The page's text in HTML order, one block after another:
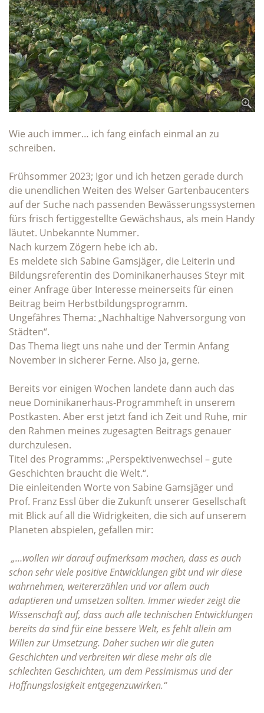
Wie auch immer… ich fang einfach einmal an zu
schreiben.
Frühsommer 2023; Igor und ich hetzen gerade durch
die unendlichen Weiten des Welser Gartenbaucenters
auf der Suche nach passenden Bewässerungssystemen
fürs frisch fertiggestellte Gewächshaus, als mein Handy
läutet. Unbekannte Nummer.
Nach kurzem Zögern hebe ich ab.
Es meldete sich Sabine Gamsjäger, die Leiterin und
Bildungsreferentin des Dominikanerhauses Steyr mit
einer Anfrage über Interesse meinerseits für einen
Beitrag beim Herbstbildungsprogramm.
Ungefähres Thema: „Nachhaltige Nahversorgung von
Städten“.
Das Thema liegt uns nahe und der Termin Anfang
November in sicherer Ferne. Also ja, gerne.
Bereits vor einigen Wochen landete dann auch das
neue Dominikanerhaus-Programmheft in unserem
Postkasten. Aber erst jetzt fand ich Zeit und Ruhe, mir
den Rahmen meines zugesagten Beitrags genauer
durchzulesen.
Titel des Programms: „Perspektivenwechsel – gute
Geschichten braucht die Welt.“.
Die einleitenden Worte von Sabine Gamsjäger und
Prof. Franz Essl über die Zukunft unserer Gesellschaft
mit Blick auf all die Widrigkeiten, die sich auf unserem
Planeten abspielen, gefallen mir:
„…wollen wir darauf aufmerksam machen, dass es auch
schon sehr viele positive Entwicklungen gibt und wir diese
wahrnehmen, weitererzählen und vor allem auch
adaptieren und umsetzen sollten. Immer wieder zeigt die
Wissenschaft auf, dass auch alle technischen Entwicklungen
bereits da sind für eine bessere Welt, es fehlt allein am
Willen zur Umsetzung. Daher suchen wir die guten
Geschichten und verbreiten wir diese mehr als die
schlechten Geschichten, um dem Pessimismus und der
Hoffnungslosigkeit entgegenzuwirken.“